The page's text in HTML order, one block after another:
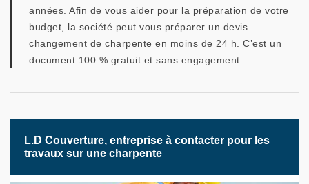
années. Afin de vous aider pour la préparation de votre
budget, la société peut vous préparer un devis
changement de charpente en moins de 24 h. C’est un
document 100 % gratuit et sans engagement.
L.D Couverture, entreprise à contacter pour les
travaux sur une charpente